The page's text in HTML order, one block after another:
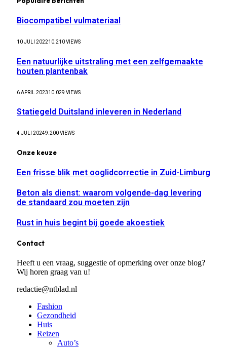
Biocompatibel vulmateriaal
10 JULI 202210.210VIEWS
Een natuurlijke uitstraling met een zelfgemaakte
houten plantenbak
6 APRIL 202310.029 VIEWS
Statiegeld Duitsland inleveren in Nederland
4 JULI 20249.200VIEWS
Onze keuze
Een frisse blik met ooglidcorrectie in Zuid-Limburg
Beton als dienst: waarom volgende-dag levering
de standaard zou moeten zijn
Rust in huis begint bij goede akoestiek
Contact
Heeft u een vraag, suggestie of opmerking over onze blog?
Wij horen graag van u!
redactie@ntblad.nl
Fashion
Gezondheid
Huis
Reizen
Auto’s